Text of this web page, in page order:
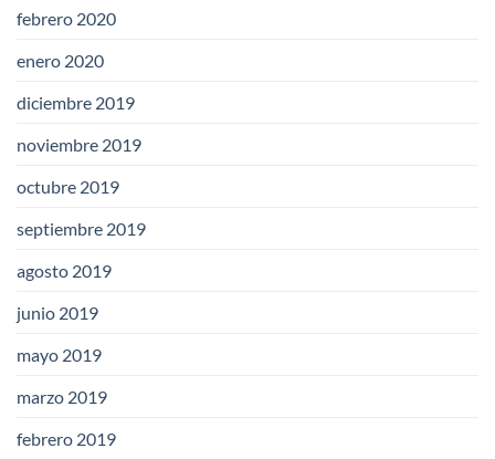
febrero 2020
enero 2020
diciembre 2019
noviembre 2019
octubre 2019
septiembre 2019
agosto 2019
junio 2019
mayo 2019
marzo 2019
febrero 2019